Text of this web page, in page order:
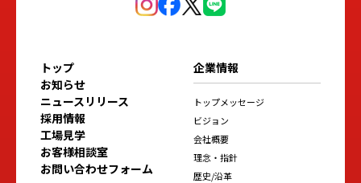
トップ
お知らせ
ニュースリリース
採用情報
工場見学
お客様相談室
お問い合わせフォーム
企業情報
トップメッセージ
ビジョン
会社概要
理念・指針
歴史/沿革